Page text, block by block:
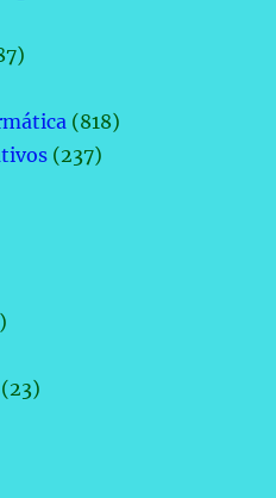
(818)
(237)
(23)